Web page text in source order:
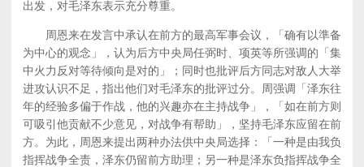
出发，对毛泽东表示充分尊重。
周恩来在发言中承认在前方的最高军事会议，「确有以準备
为中心的观念」，认为后方中央局任弼时、项英等所强调的「集
中火力反对等待倾向是对的」；同时也批评后方同志对敌人大举
进攻认识不足，指出他们对毛泽东的批评过分。周强调「泽东往
年的经验多偏于作战，他的兴趣亦在主持战争」，「如在前方则
可吸引他贡献不少意见，对战争有帮助」，坚持毛泽东应留在前
方。为此，周恩来提出两种办法供中央局选择：「一种是由我负
指挥战争全责，泽东仍留前方助理；另一种是泽东负指挥战争全